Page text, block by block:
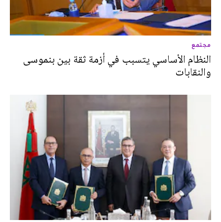
مجتمع
النظام الأساسي يتسبب في أزمة ثقة بين بنموسى
والنقابات